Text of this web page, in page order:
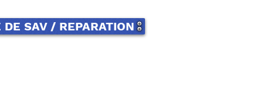
DE SAV / REPARATION